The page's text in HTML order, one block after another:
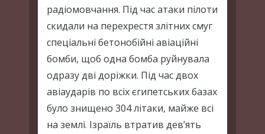
радіомовчання. Під час атаки пілоти
скидали на перехрестя злітних смуг
спеціальні бетонобійні авіаційні
бомби, щоб одна бомба руйнувала
одразу дві доріжки. Під час двох
авіаударів по всіх єгипетських базах
було знищено 304 літаки, майже всі
на землі. Ізраїль втратив девʼять